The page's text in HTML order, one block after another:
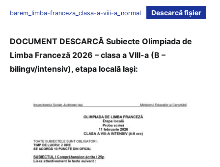
barem_limba-franceza_clasa-a-viii-a_normal Descarcă fișier
DOCUMENT DESCARCĂ Subiecte Olimpiada de
Limba Franceză 2026 – clasa a VIII-a (B –
bilingv/intensiv), etapa locală Iași: